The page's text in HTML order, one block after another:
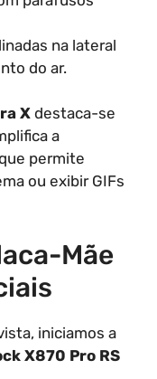
na lateral
do ar.
X destaca-se
a
permite
ou exibir GIFs
Mãe
iniciamos a
X870 Pro RS